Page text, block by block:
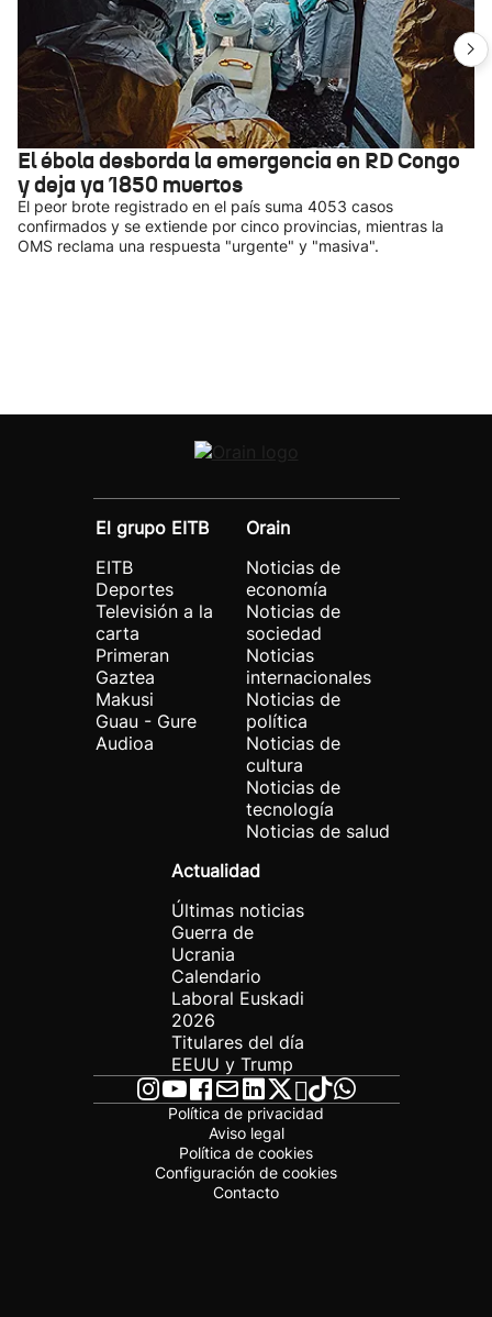
El ébola desborda la emergencia en RD Congo
y deja ya 1850 muertos
El peor brote registrado en el país suma 4053 casos
confirmados y se extiende por cinco provincias, mientras la
OMS reclama una respuesta "urgente" y "masiva".
El grupo EITB
EITB
Deportes
Televisión a la
carta
Primeran
Gaztea
Makusi
Guau - Gure
Audioa
Orain
Noticias de
economía
Noticias de
sociedad
Noticias
internacionales
Noticias de
política
Noticias de
cultura
Noticias de
tecnología
Noticias de salud
Actualidad
Últimas noticias
Guerra de
Ucrania
Calendario
Laboral Euskadi
2026
Titulares del día
EEUU y Trump
Política de privacidad
Aviso legal
Política de cookies
Configuración de cookies
Contacto